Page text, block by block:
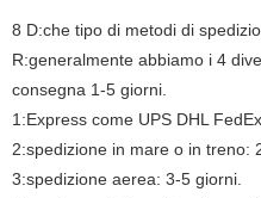
8 D:che tipo di metodi di
R:generalmente abbiamo i 4
consegna 1-5 giorni.
1:Express come UPS DHL
2:spedizione in mare o in treno:
3:spedizione aerea: 3-5 giorni.